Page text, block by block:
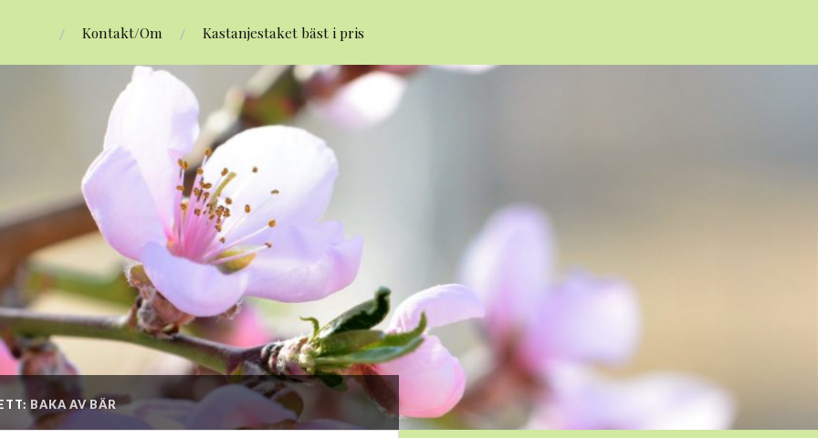
Kontakt/Om Kastanjestaket bäst i pris
BAKA AV BÄR